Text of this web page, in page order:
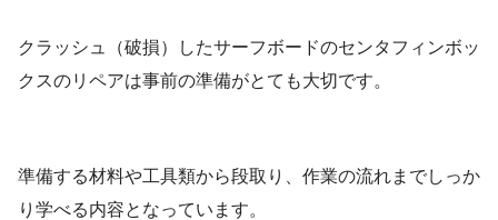
クラッシュ（破損）したサーフボードのセンタフィンボッ
クスのリペアは事前の準備がとても大切です。
準備する材料や工具類から段取り、作業の流れまでしっか
り学べる内容となっています。